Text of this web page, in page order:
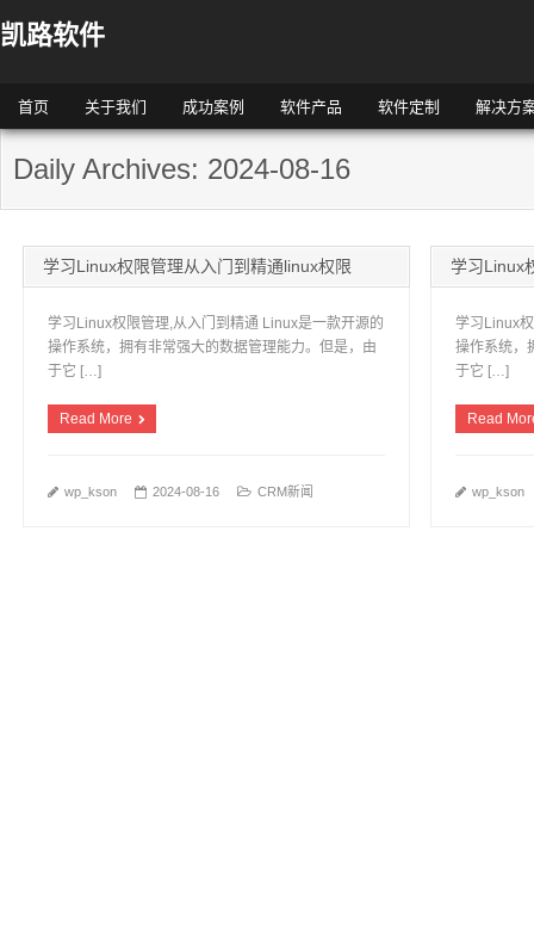
凯路软件
首页 关于我们 成功案例 软件产品 软件定制 解决方
Daily Archives: 2024-08-16
学习Linux权限管理从入门到精通linux权限
学习Linux权限管理,从入门到精通 Linux是一款开源的
操作系统，拥有非常强大的数据管理能力。但是，由
于它 […]
Read More
wp_kson 2024-08-16 CRM新闻
学习Linux
学习Linux
操作系统，
于它 […]
Read
wp_kson